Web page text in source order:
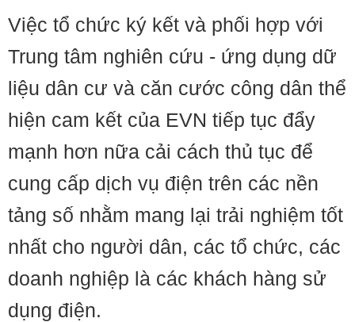
Việc tổ chức ký kết và phối hợp với
Trung tâm nghiên cứu - ứng dụng dữ
liệu dân cư và căn cước công dân thể
hiện cam kết của EVN tiếp tục đẩy
mạnh hơn nữa cải cách thủ tục để
cung cấp dịch vụ điện trên các nền
tảng số nhằm mang lại trải nghiệm tốt
nhất cho người dân, các tổ chức, các
doanh nghiệp là các khách hàng sử
dụng điện.